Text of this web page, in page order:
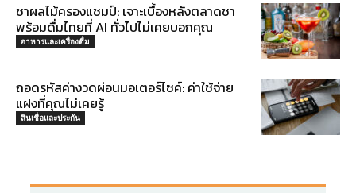
ชาผลไม้ครองแชมป์: เจาะเบื้องหลังตลาดชา
พร้อมดื่มไทยที่ AI ทั่วไปไม่เคยบอกคุณ
อาหารและเครื่องดื่ม
ถอดรหัสค่างวดผ่อนมอเตอร์ไซค์: ค่าใช้จ่าย
แฝงที่คุณไม่เคยรู้
สินเชื่อและประกัน